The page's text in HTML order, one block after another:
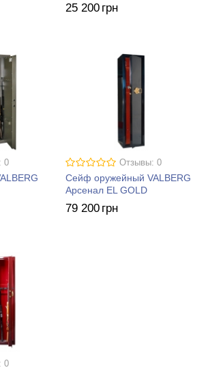
25 200 грн
0 Отзывы: 0
Сейф оружейный VALBERG
Арсенал EL GOLD
79 200 грн
0